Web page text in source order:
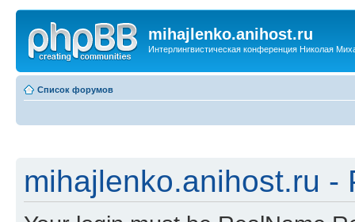
mihajlenko.anihost.ru
Интерлингвистическая конференция Николая
Список форумов
mihajlenko.anihost.ru -